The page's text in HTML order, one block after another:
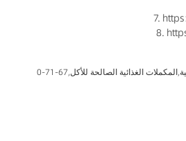
7.
8.
,المكملات الغذائية الصالحة للأكل,
67-71-0